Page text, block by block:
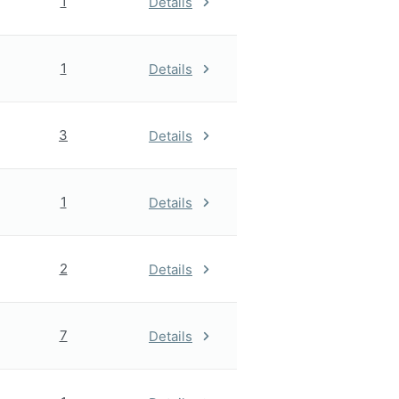
1 Details
3 Details
1 Details
2 Details
7 Details